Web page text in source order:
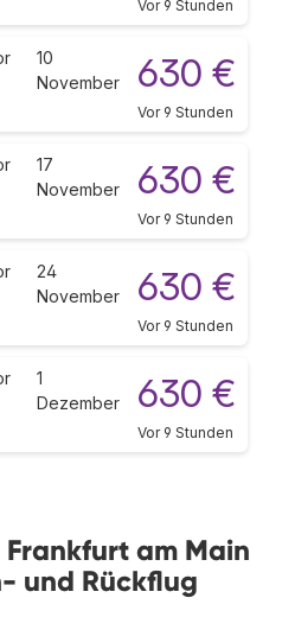
Vor 9 Stunden
10
November
630 €
Vor 9 Stunden
17
November
630 €
Vor 9 Stunden
24
November
630 €
Vor 9 Stunden
1
Dezember
630 €
Vor 9 Stunden
am Main
und Rückflug